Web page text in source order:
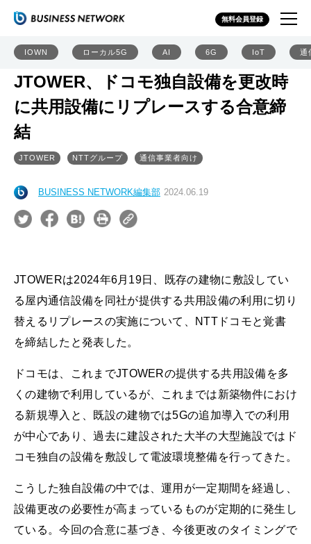
無料会員登録
IOWN ローカル5G AI 6G IoT 通
JTOWER、ドコモ独自設備を更改時
に共用設備にリプレースする合意締
結
JTOWER NTTグループ 通信事業者向け
BUSINESS NETWORK編集部 2024.06.19
JTOWERは2024年6月19日、既存の建物に敷設してい
る屋内通信設備を同社が提供する共用設備の利用に切り
替えるリプレースの実施について、NTTドコモと覚書
を締結したと発表した。
ドコモは、これまでJTOWERの提供する共用設備を多
くの建物で利用しているが、これまでは新築物件におけ
る新規導入と、既設の建物では5Gの追加導入での利用
が中心であり、過去に建設された大半の大型施設ではド
コモ独自の設備を敷設して電波環境整備を行ってきた。
こうした独自設備の中では、運用が一定期間を経過し、
設備更改の必要性が高まっているものが定期的に発生し
ている。今回の合意に基づき、今後更改のタイミングで